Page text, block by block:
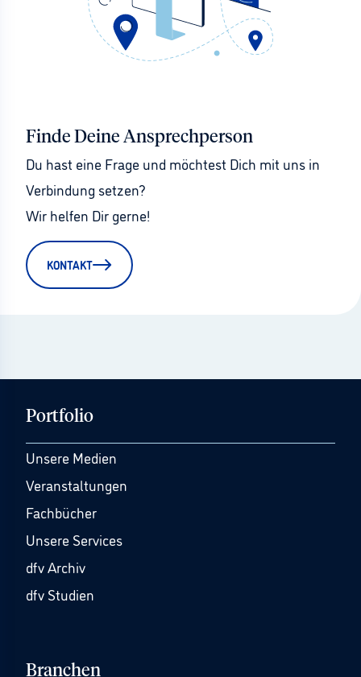
Finde Deine Ansprechperson
Du hast eine Frage und möchtest Dich mit uns in
Verbindung setzen?
Wir helfen Dir gerne!
KONTAKT
Portfolio
Unsere Medien
Veranstaltungen
Fachbücher
Unsere Services
dfv Archiv
dfv Studien
Branchen